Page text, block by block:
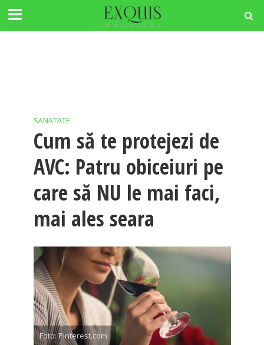
SANATATE
Cum să te protejezi de
AVC: Patru obiceiuri pe
care să NU le mai faci,
mai ales seara
Foto: Pinterest.com